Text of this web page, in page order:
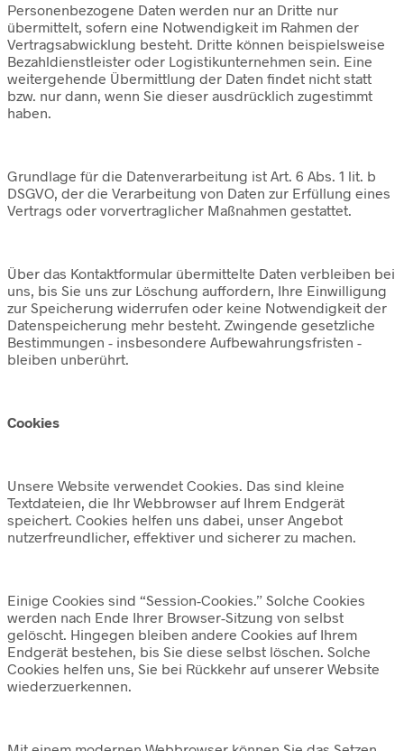
Personenbezogene Daten werden nur an Dritte nur
übermittelt, sofern eine Notwendigkeit im Rahmen der
Vertragsabwicklung besteht. Dritte können beispielsweise
Bezahldienstleister oder Logistikunternehmen sein. Eine
weitergehende Übermittlung der Daten findet nicht statt
bzw. nur dann, wenn Sie dieser ausdrücklich zugestimmt
haben.
Grundlage für die Datenverarbeitung ist Art. 6 Abs. 1 lit. b
DSGVO, der die Verarbeitung von Daten zur Erfüllung eines
Vertrags oder vorvertraglicher Maßnahmen gestattet.
Über das Kontaktformular übermittelte Daten verbleiben bei
uns, bis Sie uns zur Löschung auffordern, Ihre Einwilligung
zur Speicherung widerrufen oder keine Notwendigkeit der
Datenspeicherung mehr besteht. Zwingende gesetzliche
Bestimmungen - insbesondere Aufbewahrungsfristen -
bleiben unberührt.
Cookies
Unsere Website verwendet Cookies. Das sind kleine
Textdateien, die Ihr Webbrowser auf Ihrem Endgerät
speichert. Cookies helfen uns dabei, unser Angebot
nutzerfreundlicher, effektiver und sicherer zu machen.
Einige Cookies sind “Session-Cookies.” Solche Cookies
werden nach Ende Ihrer Browser-Sitzung von selbst
gelöscht. Hingegen bleiben andere Cookies auf Ihrem
Endgerät bestehen, bis Sie diese selbst löschen. Solche
Cookies helfen uns, Sie bei Rückkehr auf unserer Website
wiederzuerkennen.